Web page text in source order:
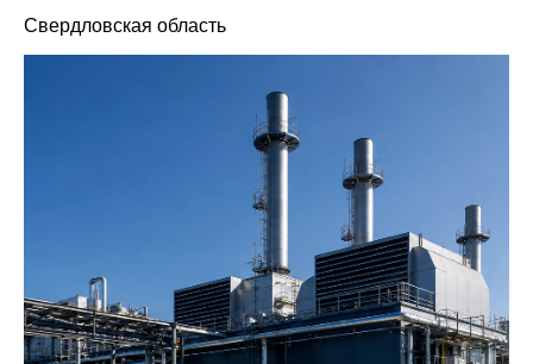
Свердловская область